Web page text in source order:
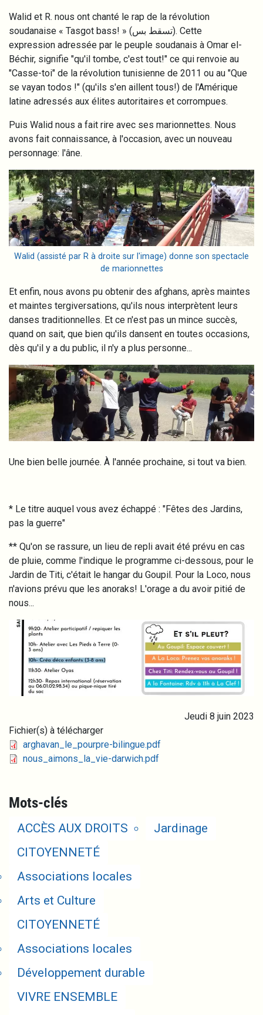
Walid et R. nous ont chanté le rap de la révolution
soudanaise « Tasgot bass! » (تسقط بس). Cette
expression adressée par le peuple soudanais à Omar el-
Béchir, signifie "qu'il tombe, c'est tout!" ce qui renvoie au
"Casse-toi" de la révolution tunisienne de 2011 ou au "Que
se vayan todos !" (qu'ils s'en aillent tous!) de l'Amérique
latine adressés aux élites autoritaires et corrompues.
Puis Walid nous a fait rire avec ses marionnettes. Nous
avons fait connaissance, à l'occasion, avec un nouveau
personnage: l'âne.
Image
Walid (assisté par R à droite sur l'image) donne son spectacle
de marionnettes
Et enfin, nous avons pu obtenir des afghans, après maintes
et maintes tergiversations, qu'ils nous interprètent leurs
danses traditionnelles. Et ce n'est pas un mince succès,
quand on sait, que bien qu'ils dansent en toutes occasions,
dès qu'il y a du public, il n'y a plus personne...
Image
Une bien belle journée. À l'année prochaine, si tout va bien.
* Le titre auquel vous avez échappé : "Fêtes des Jardins,
pas la guerre"
** Qu'on se rassure, un lieu de repli avait été prévu en cas
de pluie, comme l'indique le programme ci-dessous, pour le
Jardin de Titi, c'était le hangar du Goupil. Pour la Loco, nous
n'avions prévu que les anoraks! L'orage a du avoir pitié de
nous...
Image
Jeudi 8 juin 2023
Fichier(s) à télécharger
Fichierarghavan_le_pourpre-bilingue.pdf
Fichiernous_aimons_la_vie-darwich.pdf
Mots-clés
ACCÈS AUX DROITS
Jardinage
CITOYENNETÉ
Associations locales
Arts et Culture
CITOYENNETÉ
Associations locales
Développement durable
VIVRE ENSEMBLE